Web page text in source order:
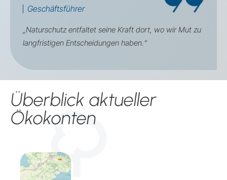
Geschäftsführer
„Naturschutz entfaltet seine Kraft dort, wo wir Mut zu
langfristigen Entscheidungen haben.“
Überblick aktueller
Ökokonten